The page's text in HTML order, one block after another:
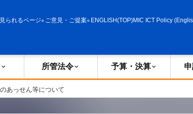
られるページ ご意見・ご提案 ENGLISH(TOP)MIC ICT Policy (
所管法令 予算・決算
あっせん等について